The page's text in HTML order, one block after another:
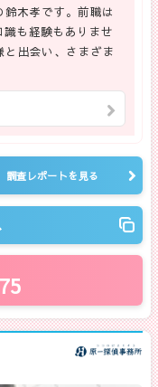
木孝です。前職は
も経験もありませ
出会い、さまざま
調査レポートを見る